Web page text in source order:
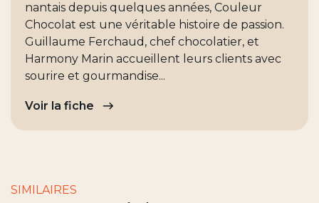
nantais depuis quelques années, Couleur
Chocolat est une véritable histoire de passion.
Guillaume Ferchaud, chef chocolatier, et
Harmony Marin accueillent leurs clients avec
sourire et gourmandise...
Voir la fiche
SIMILAIRES